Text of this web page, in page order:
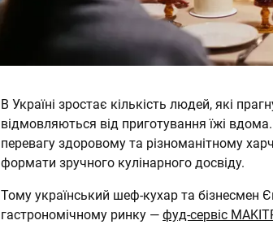
В Україні зростає кількість людей, які
відмовляються від приготування їжі
перевагу здоровому та різноманітному
формати зручного кулінарного досвіду.
Тому український шеф-кухар та бізнесмен
гастрономічному ринку —фуд-сервіс